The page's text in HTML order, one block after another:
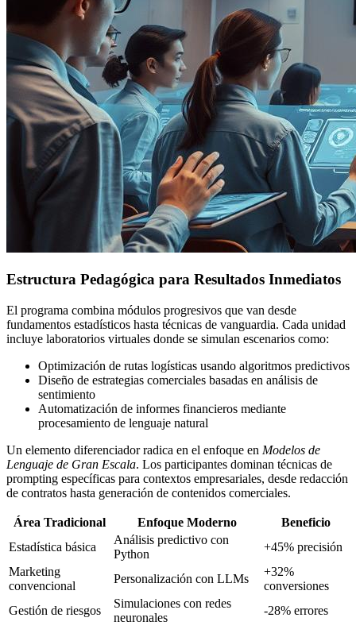
Estructura Pedagógica para Resultados Inmediatos
El programa combina módulos progresivos que van desde
fundamentos estadísticos hasta técnicas de vanguardia. Cada unidad
incluye laboratorios virtuales donde se simulan escenarios como:
Optimización de rutas logísticas usando algoritmos predictivos
Diseño de estrategias comerciales basadas en análisis de
sentimiento
Automatización de informes financieros mediante
procesamiento de lenguaje natural
Un elemento diferenciador radica en el enfoque en Modelos de
Lenguaje de Gran Escala. Los participantes dominan técnicas de
prompting específicas para contextos empresariales, desde redacción
de contratos hasta generación de contenidos comerciales.
Área Tradicional Enfoque Moderno
Beneficio
Estadística básica
Análisis predictivo con
Python
+45% precisión
Marketing
convencional
Personalización con LLMs
+32%
conversiones
Gestión de riesgos
Simulaciones con redes
neuronales
-28% errores